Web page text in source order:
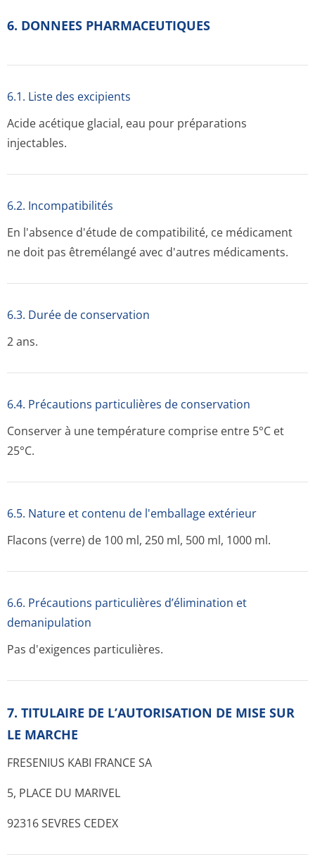
6. DONNEES PHARMACEUTIQUES
6.1. Liste des excipients
Acide acétique glacial, eau pour préparations
injectables.
6.2. Incompati­bilités
En l'absence d'étude de compatibilité, ce médicament
ne doit pas êtremélangé avec d'autres médicaments.
6.3. Durée de conservation
2 ans.
6.4. Précautions particulières de conservation
Conserver à une température comprise entre 5°C et
25°C.
6.5. Nature et contenu de l'emballage extérieur
Flacons (verre) de 100 ml, 250 ml, 500 ml, 1000 ml.
6.6. Précautions particulières d’élimination et
demanipulation
Pas d'exigences particulières.
7. TITULAIRE DE L’AUTORISATION DE MISE SUR
LE MARCHE
FRESENIUS KABI FRANCE SA
5, PLACE DU MARIVEL
92316 SEVRES CEDEX